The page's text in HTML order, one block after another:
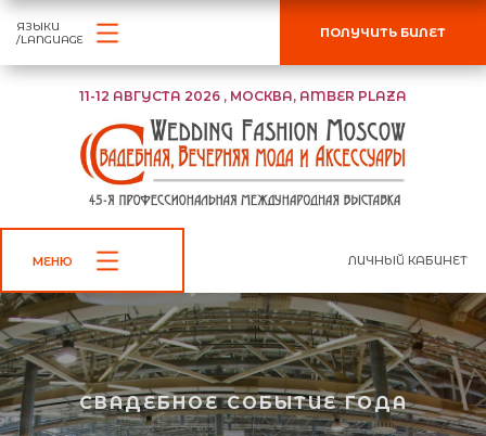
11-12 АВГУСТА 2026 , МОСКВА, AMBER PLAZA
ЛИЧНЫЙ КАБИНЕТ
ЯЗЫКИ
/LANGUAGE
ПОЛУЧИТЬ БИЛЕТ
МЕНЮ
CВАДЕБНОЕ СОБЫТИЕ ГОДА